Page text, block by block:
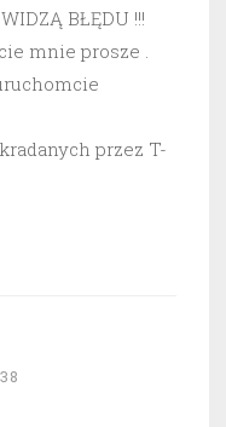
BŁĘDU !!!
mnie prosze .
przez T-